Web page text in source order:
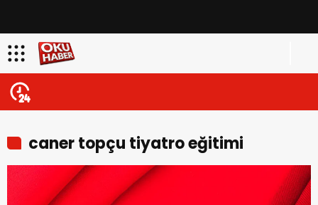
caner topçu tiyatro eğitimi